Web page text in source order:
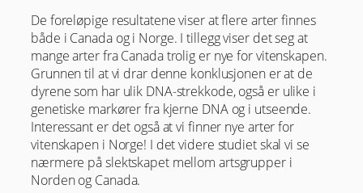
De foreløpige resultatene viser at flere arter finnes
både i Canada og i Norge. I tillegg viser det seg at
mange arter fra Canada trolig er nye for vitenskapen.
Grunnen til at vi drar denne konklusjonen er at de
dyrene som har ulik DNA-strekkode, også er ulike i
genetiske markører fra kjerne DNA og i utseende.
Interessant er det også at vi finner nye arter for
vitenskapen i Norge! I det videre studiet skal vi se
nærmere på slektskapet mellom artsgrupper i
Norden og Canada.